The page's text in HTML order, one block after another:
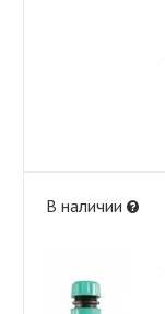
В наличии